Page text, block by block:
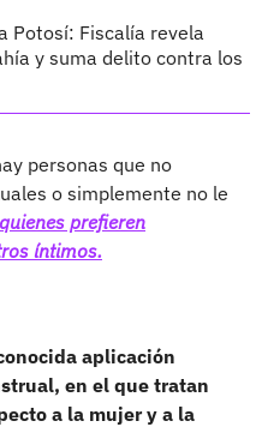
Potosí: Fiscalía revela
y suma delito contra los
personas que no
o simplemente no le
prefieren
íntimos.
aplicación
en el que tratan
a la mujer y a la